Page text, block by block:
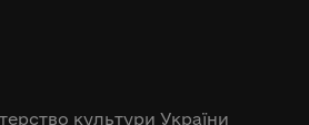
культури України